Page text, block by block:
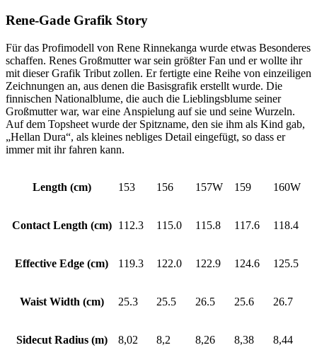
Rene-Gade Grafik Story
Für das Profimodell von Rene Rinnekanga wurde etwas Besonderes
schaffen. Renes Großmutter war sein größter Fan und er wollte ihr
mit dieser Grafik Tribut zollen. Er fertigte eine Reihe von einzeiligen
Zeichnungen an, aus denen die Basisgrafik erstellt wurde. Die
finnischen Nationalblume, die auch die Lieblingsblume seiner
Großmutter war, war eine Anspielung auf sie und seine Wurzeln.
Auf dem Topsheet wurde der Spitzname, den sie ihm als Kind gab,
„Hellan Dura“, als kleines nebliges Detail eingefügt, so dass er
immer mit ihr fahren kann.
Length (cm) 153 156 157W 159 160W
Contact Length (cm) 112.3 115.0 115.8 117.6 118.4
Effective Edge (cm) 119.3 122.0 122.9 124.6 125.5
Waist Width (cm) 25.3 25.5 26.5 25.6 26.7
Sidecut Radius (m) 8,02 8,2 8,26 8,38 8,44